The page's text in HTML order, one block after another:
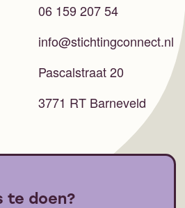
06 159 207 54
info@stichtingconnect.nl
Pascalstraat 20
3771 RT Barneveld
te doen?